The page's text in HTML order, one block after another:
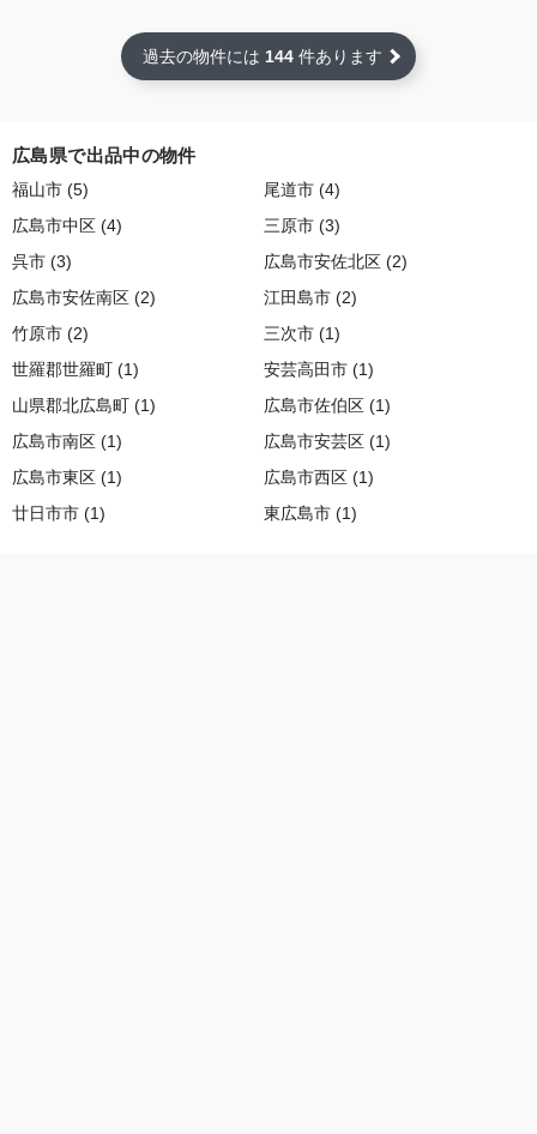
過去の物件には 144 件あります
広島県で出品中の物件
福山市 (5) 尾道市 (4)
広島市中区 (4) 三原市 (3)
呉市 (3) 広島市安佐北区 (2)
広島市安佐南区 (2) 江田島市 (2)
竹原市 (2) 三次市 (1)
世羅郡世羅町 (1) 安芸高田市 (1)
山県郡北広島町 (1) 広島市佐伯区 (1)
広島市南区 (1) 広島市安芸区 (1)
広島市東区 (1) 広島市西区 (1)
廿日市市 (1) 東広島市 (1)